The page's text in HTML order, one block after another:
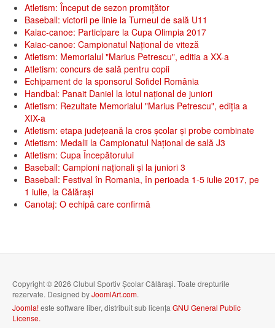
Atletism: Început de sezon promițător
Baseball: victorii pe linie la Turneul de sală U11
Kaiac-canoe: Participare la Cupa Olimpia 2017
Kaiac-canoe: Campionatul Național de viteză
Atletism: Memorialul "Marius Petrescu", editia a XX-a
Atletism: concurs de sală pentru copii
Echipament de la sponsorul Sofidel România
Handbal: Panait Daniel la lotul național de juniori
Atletism: Rezultate Memorialul "Marius Petrescu", ediția a
XIX-a
Atletism: etapa județeană la cros școlar și probe combinate
Atletism: Medalii la Campionatul Național de sală J3
Atletism: Cupa Începătorului
Baseball: Campioni naționali și la juniori 3
Baseball: Festival în Romania, în perioada 1-5 iulie 2017, pe
1 iulie, la Călăraşi
Canotaj: O echipă care confirmă
Copyright © 2026 Clubul Sportiv Școlar Călărași. Toate drepturile
rezervate. Designed byJoomlArt.com.
Joomla!este software liber, distribuit sub licența GNU General Public
License.